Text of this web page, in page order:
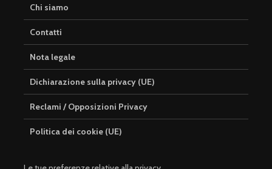
Chi siamo
Contatti
Nota legale
Dichiarazione sulla privacy (UE)
Reclami / Opposizioni Privacy
Politica dei cookie (UE)